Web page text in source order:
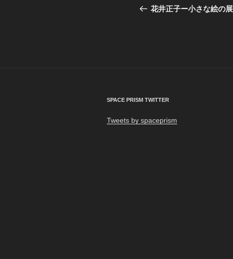
稿
シ
ョ
の
花井正子ー小さな絵の
SPACE PRISM TWITTER
Tweets by spaceprism